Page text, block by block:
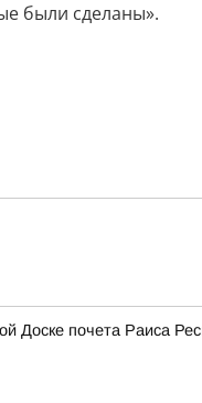
были сделаны».
Доске почета Раиса